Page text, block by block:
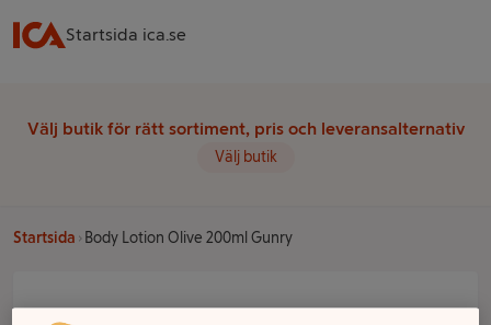
Startsida ica.se
Välj butik för rätt sortiment, pris och leveransalternativ
Välj butik
Startsida Body Lotion Olive 200ml Gunry